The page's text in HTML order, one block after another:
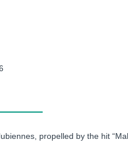
propelled by the hit